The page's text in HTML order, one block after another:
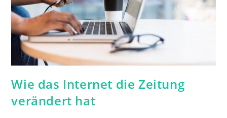
Wie das Internet die Zeitung
verändert hat